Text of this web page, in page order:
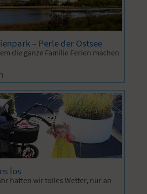
– Perle der Ostsee
die ganze Familie Ferien machen
los
hatten wir tolles Wetter, nur an